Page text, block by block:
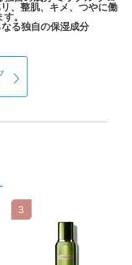
、整肌、キメ、つやに働
。
3